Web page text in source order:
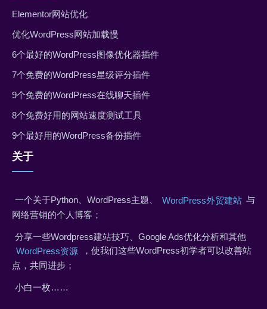
Elementor网站优化
优化WordPress网站加载慢
6个最好的WordPress图像优化器插件
7个免费的WordPress星级评分插件
9个免费的WordPress在线聊天插件
8个免费好用的网站速度测试工具
9个最好用的WordPress备份插件
关于
一个关于Python、WordPress主题、 WordPress外贸建站 与
网络营销的个人博客；
分享一些Wordpress建站技巧、Google Ads优化分析和其他
WordPress资源
，使我们这些WordPress初学者可以改善站
点，共同进步；
小白一枚……